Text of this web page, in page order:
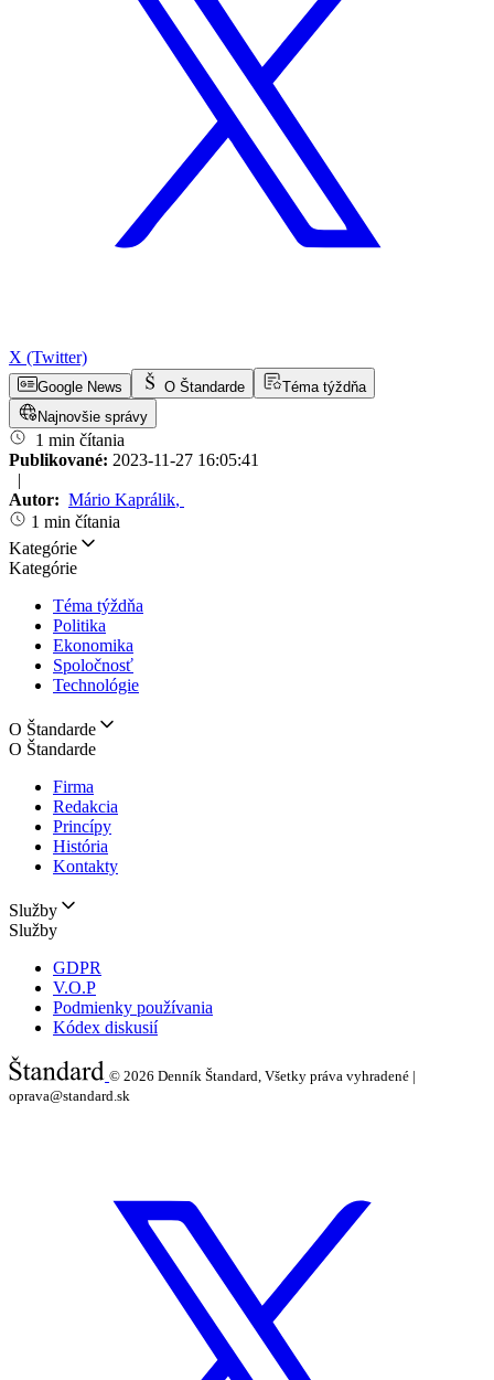
X (Twitter)
Google News O Štandarde
Téma týždňa
Najnovšie správy
1 min čítania
Publikované: 2023-11-27 16:05:41
|
Autor: Mário Kaprálik,
1 min čítania
Kategórie
Kategórie
Téma týždňa
Politika
Ekonomika
Spoločnosť
Technológie
O Štandarde
O Štandarde
Firma
Redakcia
Princípy
História
Kontakty
Služby
Služby
GDPR
V.O.P
Podmienky používania
Kódex diskusií
© 2026 Denník Štandard, Všetky práva vyhradené |
oprava@standard.sk